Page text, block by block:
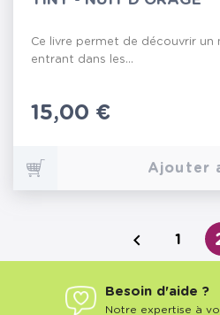
Ce livre permet de découvrir un
entrant dans les...
Prix
15,00 €
Ajouter
 1
Besoin d'aide ?
Notre expertise à